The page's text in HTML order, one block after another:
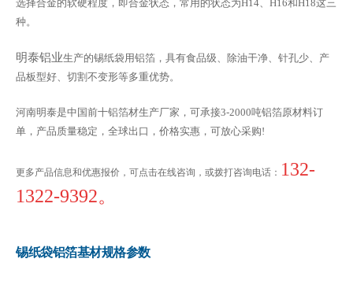
选择合金的软硬程度，即合金状态，常用的状态为H14、H16和H18这三
种。
明泰铝业生产的锡纸袋用铝箔，具有食品级、除油干净、针孔少、产
品板型好、切割不变形等多重优势。
河南明泰是中国前十铝箔材生产厂家，可承接3-2000吨铝箔原材料订
单，产品质量稳定，全球出口，价格实惠，可放心采购!
更多产品信息和优惠报价，可点击在线咨询，或拨打咨询电话： 132-
1322-9392。
锡纸袋铝箔基材规格参数